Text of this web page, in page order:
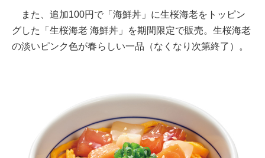
また、追加100円で「海鮮丼」に生桜海老をトッピン
グした「生桜海老 海鮮丼」を期間限定で販売。生桜海老
の淡いピンク色が春らしい一品（なくなり次第終了）。